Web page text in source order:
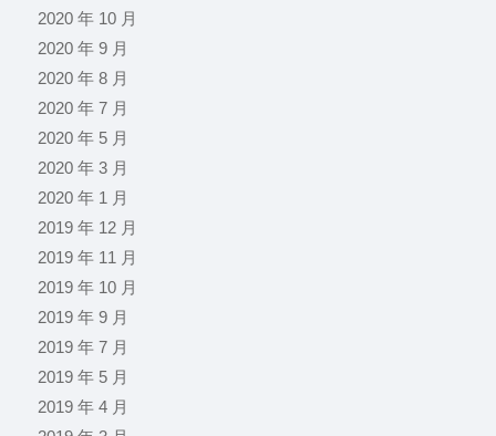
2020 年 10 月
2020 年 9 月
2020 年 8 月
2020 年 7 月
2020 年 5 月
2020 年 3 月
2020 年 1 月
2019 年 12 月
2019 年 11 月
2019 年 10 月
2019 年 9 月
2019 年 7 月
2019 年 5 月
2019 年 4 月